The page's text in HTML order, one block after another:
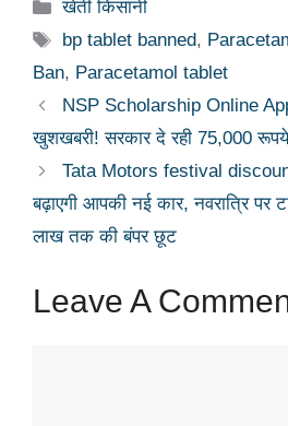
Categories
खेती किसानी
Tags
bp tablet banned,
Ban, Paracetamol tablet
NSP Scholarship Online
खुशखबरी! सरकार दे रही 75,000
Tata Motors festival
बढ़ाएगी आपकी नई कार, नवरात्रि पर
लाख तक की बंपर छूट
Leave A